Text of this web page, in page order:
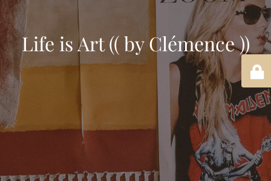
Life is Art (( by Clémence ))